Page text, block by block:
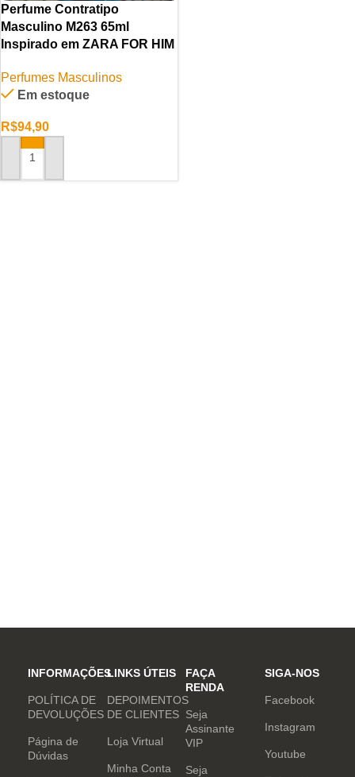
Perfume Contratipo
Masculino M263 65ml
Inspirado em ZARA FOR HIM
Perfumes Masculinos
Em estoque
R$94,90
ADICIONAR AO CARRINHO
INFORMAÇÕES
POLÍTICA DE
DEVOLUÇÕES
Página de
Dúvidas
LINKS ÚTEIS
DEPOIMENTOS
DE CLIENTES
Loja Virtual
Minha Conta
FAÇA
RENDA
Seja
Assinante
VIP
Seja
SIGA-NOS
Facebook
Instagram
Youtube